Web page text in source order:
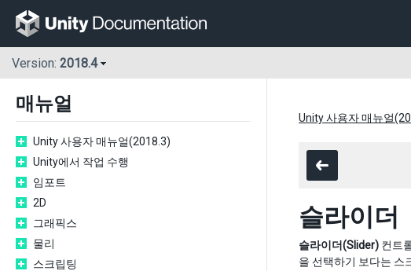
Version: 2018.4
매뉴얼
Unity 사용자 매뉴얼(2018.3)
Unity에서 작업 수행
임포트
2D
그래픽스
물리
스크립팅
Unity 사용자 매뉴얼
슬라이더
슬라이더(Slider) 컨트
을 선택하기 보다는 스